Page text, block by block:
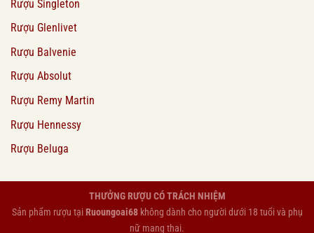
Rượu Singleton
Rượu Glenlivet
Rượu Balvenie
Rượu Absolut
Rượu Remy Martin
Rượu Hennessy
Rượu Beluga
THƯỞNG RƯỢU CÓ TRÁCH NHIỆM
Sản phẩm rượu tạiRuoungoai68không dành cho người dưới 18 tuổi và phụ
nữ mang thai.